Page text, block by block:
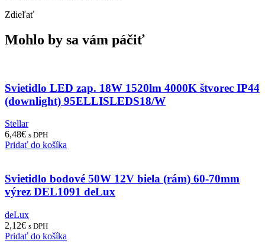
Zdieľať
Mohlo by sa vám páčiť
Svietidlo LED zap. 18W 1520lm 4000K štvorec IP44
(downlight) 95ELLISLEDS18/W
Stellar
6,48€ s DPH
Pridať do košíka
Svietidlo bodové 50W 12V biela (rám) 60-70mm
výrez DEL1091 deLux
deLux
2,12€ s DPH
Pridať do košíka